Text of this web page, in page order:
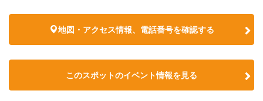
地図・アクセス情報、電話番号を確認する
このスポットのイベント情報を見る